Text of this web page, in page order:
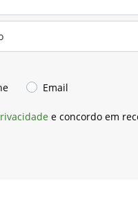
Email
e concordo em